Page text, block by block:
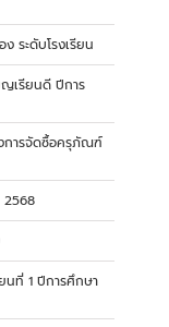
ระดับโรงเรียน
ญเรียนดี ปีการ
งการจัดซื้อครุภัณฑ์
2568
นที่ 1 ปีการศึกษา